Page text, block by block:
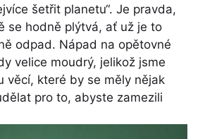
šetřit planetu“. Je pravda,
se hodně plýtvá, ať už je to
odpad. Nápad na opětovné
velice moudrý, jelikož jsme
věcí, které by se měly nějak
pro to, abyste zamezili